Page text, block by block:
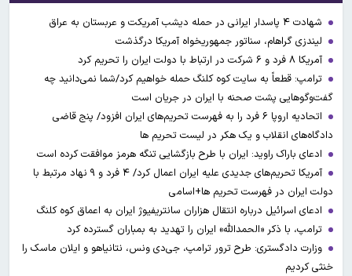
شهادت ۴ پاسدار ایرانی در حمله دیشب آمریکت و عربستان به عراق
لیندزی گراهام، سناتور جمهوریخواه آمریکا درگذشت
آمریکا ۸ فرد و ۶ شرکت در ارتباط با دولت ایران را تحریم کرد
ترامپ: قطعاً به سایت کوه کلنگ حمله خواهیم کرد/شما نمی‌دانید چه
گفت‌وگوهایی پشت صحنه با ایران در جریان است
اتحادیه اروپا ۶ فرد را به فهرست تحریم‌های ایران افزود/ پنج قاضی
دادگاه‌های انقلاب و یک هکر در لیست تحریم ها
ادعای باراک راوید: ایران با طرح بازگشایی تنگه هرمز موافقت کرده است
آمریکا تحریم‌های جدیدی علیه ایران اعمال کرد/ ۴ فرد و ۹ نهاد مرتبط با
دولت ایران در فهرست تحریم ها+اسامی
ادعای اسرائیل درباره انتقال هزاران سانتریفیوژ ایران به اعماق کوه کلنگ
ترامپ، با ذکر «الحمدالله» ایران را تهدید به بمباران گسترده کرد
وزارت دادگستری: طرح ترور ترامپ، جی‌دی ونس، نتانیاهو و ایلان ماسک را
خنثی کردیم